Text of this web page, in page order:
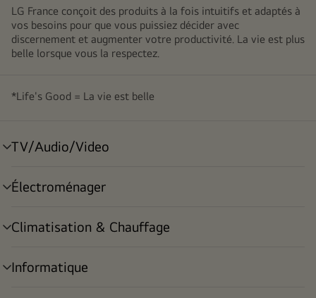
LG France conçoit des produits à la fois intuitifs et adaptés à
vos besoins pour que vous puissiez décider avec
discernement et augmenter votre productivité. La vie est plus
belle lorsque vous la respectez.
*Life's Good = La vie est belle
TV/Audio/Video
menu
Électroménager
menu
Climatisation & Chauffage
menu
Informatique
menu